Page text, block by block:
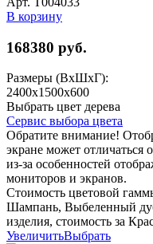
В корзину
168380 руб.
Размеры (ВхШхГ):
2400х1500х600
Выбрать цвет дерева
Сервис выбора цвета
Обратите внимание!
экране может отличаться
из-за особенностей
мониторов и экранов.
Стоимость цветовой
Шампань, Выбеленный
изделия, стоимость за
УвеличитьВыбрать